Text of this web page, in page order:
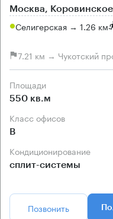
Москва,
Селигерская → 1.26 км
7.21 км → Чукотский
Площади
550 кв.м
Класс офисов
B
Кондиционирование
сплит-системы
Позвонить